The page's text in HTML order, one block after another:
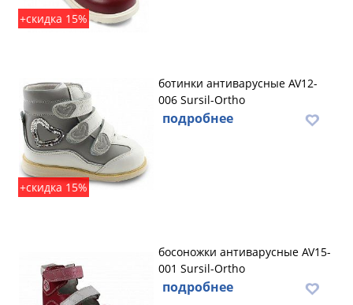
+скидка 15%
+скидка 15%
ботинки антиварусные AV12-
006 Sursil-Ortho
подробнее
босоножки антиварусные AV15-
001 Sursil-Ortho
подробнее